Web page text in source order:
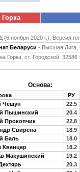
(6 ноября 2020 г.), Версия
Беларуси - Высшая Лига,
Горка, ст. Городской, 32586
Основа:
РУ
Чешун 22.5
Пышинский 20.4
Прокопчик 22.8
Свирепа 18.9
Баль 18.0
Квенцер 18.2
Макушинский 19.2
20.3